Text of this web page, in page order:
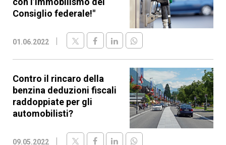
Consiglio federale!"
01.06.2022
Contro il rincaro della
benzina deduzioni fiscali
raddoppiate per gli
automobilisti?
09.05.2022